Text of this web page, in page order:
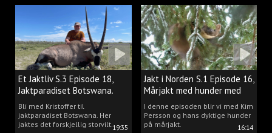
19:35
Et Jaktliv S.3 Episode 18,
Jaktparadiset Botswana.
Bli med Kristoffer til
jaktparadiset Botswana. Her
jaktes det forskjellig storvilt.
16:14
Jakt i Norden S.1 Episode 16,
Mårjakt med hunder med
Kim Persson
I denne episoden blir vi med Kim
Persson og hans dyktige hunder
på mårjakt.